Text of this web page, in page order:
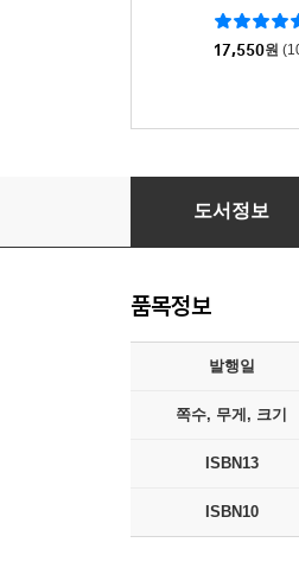
17,550원
브랜드를 만드는 일
도서정보
품목정보
발행일
쪽수, 무게, 크기
ISBN13
ISBN10